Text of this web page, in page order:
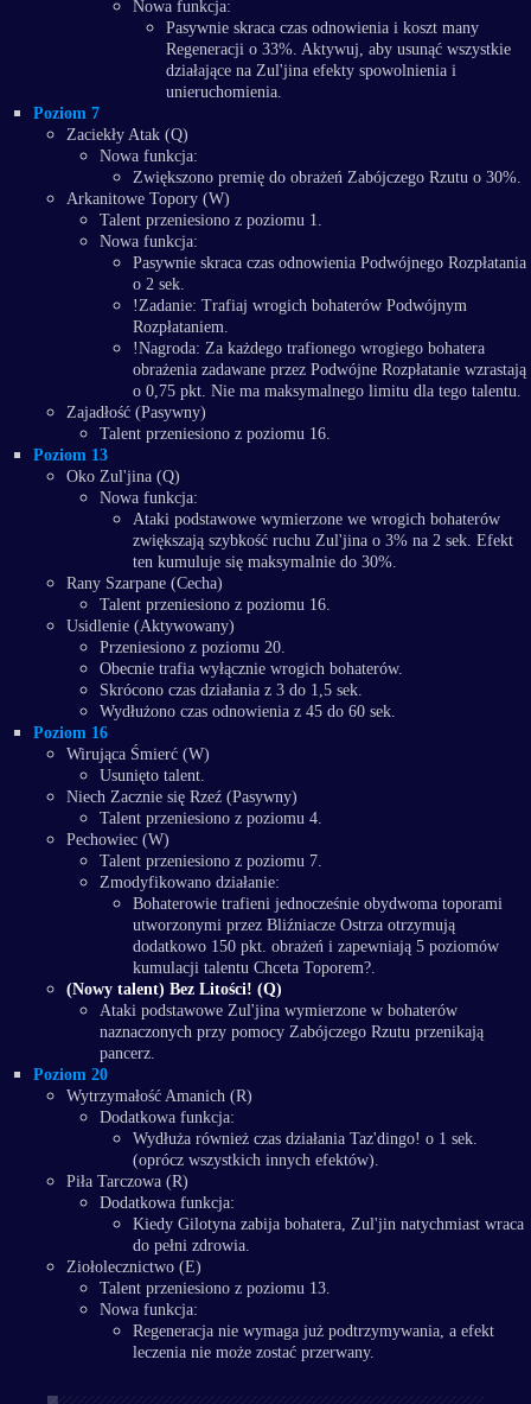
Nowa funkcja:
Pasywnie skraca czas odnowienia i koszt many
Regeneracji o 33%. Aktywuj, aby usunąć wszystkie
działające na Zul'jina efekty spowolnienia i
unieruchomienia.
Poziom 7
Zaciekły Atak (Q)
Nowa funkcja:
Zwiększono premię do obrażeń Zabójczego Rzutu o 30%.
Arkanitowe Topory (W)
Talent przeniesiono z poziomu 1.
Nowa funkcja:
Pasywnie skraca czas odnowienia Podwójnego Rozpłatania
o 2 sek.
!Zadanie: Trafiaj wrogich bohaterów Podwójnym
Rozpłataniem.
!Nagroda: Za każdego trafionego wrogiego bohatera
obrażenia zadawane przez Podwójne Rozpłatanie wzrastają
o 0,75 pkt. Nie ma maksymalnego limitu dla tego talentu.
Zajadłość (Pasywny)
Talent przeniesiono z poziomu 16.
Poziom 13
Oko Zul'jina (Q)
Nowa funkcja:
Ataki podstawowe wymierzone we wrogich bohaterów
zwiększają szybkość ruchu Zul'jina o 3% na 2 sek. Efekt
ten kumuluje się maksymalnie do 30%.
Rany Szarpane (Cecha)
Talent przeniesiono z poziomu 16.
Usidlenie (Aktywowany)
Przeniesiono z poziomu 20.
Obecnie trafia wyłącznie wrogich bohaterów.
Skrócono czas działania z 3 do 1,5 sek.
Wydłużono czas odnowienia z 45 do 60 sek.
Poziom 16
Wirująca Śmierć (W)
Usunięto talent.
Niech Zacznie się Rzeź (Pasywny)
Talent przeniesiono z poziomu 4.
Pechowiec (W)
Talent przeniesiono z poziomu 7.
Zmodyfikowano działanie:
Bohaterowie trafieni jednocześnie obydwoma toporami
utworzonymi przez Bliźniacze Ostrza otrzymują
dodatkowo 150 pkt. obrażeń i zapewniają 5 poziomów
kumulacji talentu Chceta Toporem?.
(Nowy talent) Bez Litości! (Q)
Ataki podstawowe Zul'jina wymierzone w bohaterów
naznaczonych przy pomocy Zabójczego Rzutu przenikają
pancerz.
Poziom 20
Wytrzymałość Amanich (R)
Dodatkowa funkcja:
Wydłuża również czas działania Taz'dingo! o 1 sek.
(oprócz wszystkich innych efektów).
Piła Tarczowa (R)
Dodatkowa funkcja:
Kiedy Gilotyna zabija bohatera, Zul'jin natychmiast wraca
do pełni zdrowia.
Ziołolecznictwo (E)
Talent przeniesiono z poziomu 13.
Nowa funkcja:
Regeneracja nie wymaga już podtrzymywania, a efekt
leczenia nie może zostać przerwany.